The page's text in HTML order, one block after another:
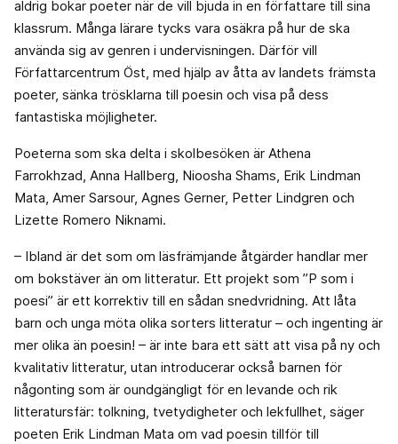
aldrig bokar poeter när de vill bjuda in en författare till sina
klassrum. Många lärare tycks vara osäkra på hur de ska
använda sig av genren i undervisningen. Därför vill
Författarcentrum Öst, med hjälp av åtta av landets främsta
poeter, sänka trösklarna till poesin och visa på dess
fantastiska möjligheter.
Poeterna som ska delta i skolbesöken är Athena
Farrokhzad, Anna Hallberg, Nioosha Shams, Erik Lindman
Mata, Amer Sarsour, Agnes Gerner, Petter Lindgren och
Lizette Romero Niknami.
– Ibland är det som om läsfrämjande åtgärder handlar mer
om bokstäver än om litteratur. Ett projekt som ”P som i
poesi” är ett korrektiv till en sådan snedvridning. Att låta
barn och unga möta olika sorters litteratur – och ingenting är
mer olika än poesin! – är inte bara ett sätt att visa på ny och
kvalitativ litteratur, utan introducerar också barnen för
någonting som är oundgängligt för en levande och rik
litteratursfär: tolkning, tvetydigheter och lekfullhet, säger
poeten Erik Lindman Mata om vad poesin tillför till